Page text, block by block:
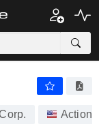
Actions